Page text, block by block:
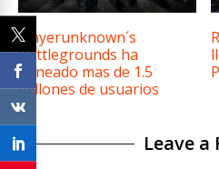
Playerunknown´s
Battlegrounds ha
baneado mas de 1.5
millones de usuarios
Leave a